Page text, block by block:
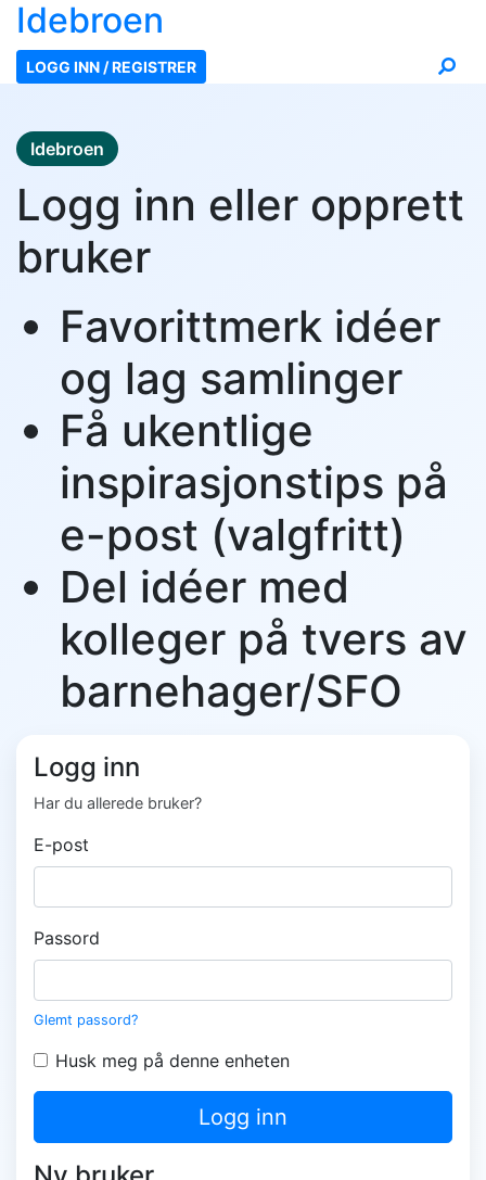
Idebroen
LOGG INN / REGISTRER
Idebroen
Logg inn eller opprett
bruker
Favorittmerk idéer
og lag samlinger
Få ukentlige
inspirasjonstips på
e-post (valgfritt)
Del idéer med
kolleger på tvers av
barnehager/SFO
Logg inn
Har du allerede bruker?
E-post
Passord
Glemt passord?
Husk meg på denne enheten
Logg inn